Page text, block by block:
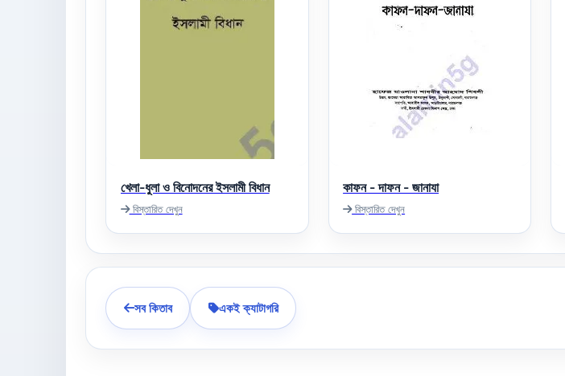
খেলা-ধুলা ও বিনোদনের ইসলামী বিধান
বিস্তারিত দেখুন
কাফন - দাফন - জানাযা
বিস্তারিত দেখুন
সব কিতাব একই ক্যাটাগরি